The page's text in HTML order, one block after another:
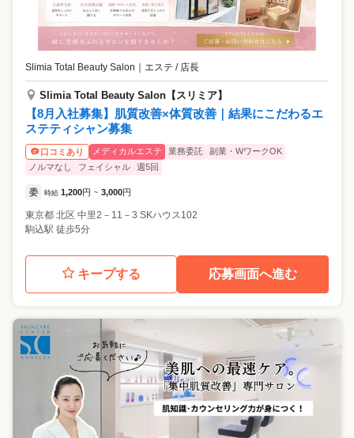
Slimia Total Beauty Salon ｜ エステ / 店長
Slimia Total Beauty Salon【スリミア】
【8月入社募集】肌質改善×体質改善｜結果にこだわるエ
ステティシャン募集
口コミあり メディカルエステ 業務委託
副業・WワークOK
ノルマなし
フェイシャル 週5回
委 時給 1,200円 ~ 3,000円
東京都 北区 中里2－11－3 SKハウス102
駒込駅 徒歩5分
キープする 応募画面へ進む